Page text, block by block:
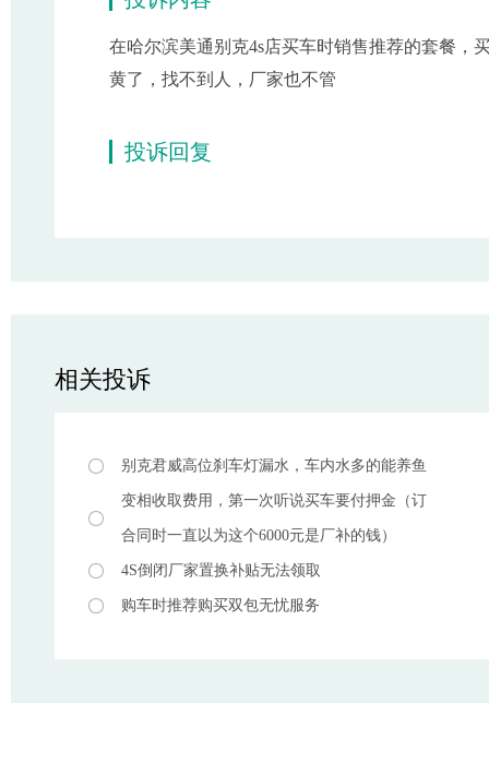
在哈尔滨美通别克4s店买车时销售推荐的套餐，
黄了，找不到人，厂家也不管
投诉回复
相关投诉
别克君威高位刹车灯漏水，车内水多的能养鱼
变相收取费用，第一次听说买车要付押金（订
合同时一直以为这个6000元是厂补的钱）
4S倒闭厂家置换补贴无法领取
购车时推荐购买双包无忧服务